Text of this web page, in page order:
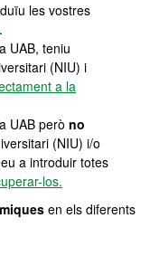
les vostres
.
UAB, teniu
(NIU) i
a la
UAB però no
(NIU) i/o
a introduir totes
los.
en els diferents